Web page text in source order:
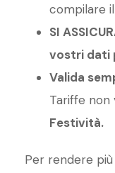
compilare
SI
vostri dati
Valida
Tariffe non
Festività.
Per rendere